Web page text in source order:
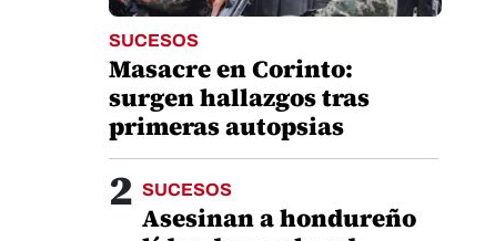
SUCESOS
Masacre en Corinto:
surgen hallazgos tras
primeras autopsias
2 SUCESOS
Asesinan a hondureño